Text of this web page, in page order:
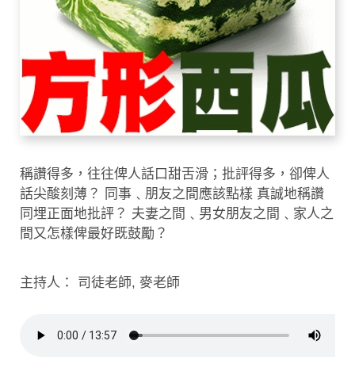
稱讚得多，往往俾人話口甜舌滑；批評得多，卻俾人
話尖酸刻薄？ 同事﹑朋友之間應該點樣 真誠地稱讚
同埋正面地批評？ 夫妻之間﹑男女朋友之間﹑家人之
間又怎樣俾最好既鼓勵？
主持人： 司徒老師, 麥老師